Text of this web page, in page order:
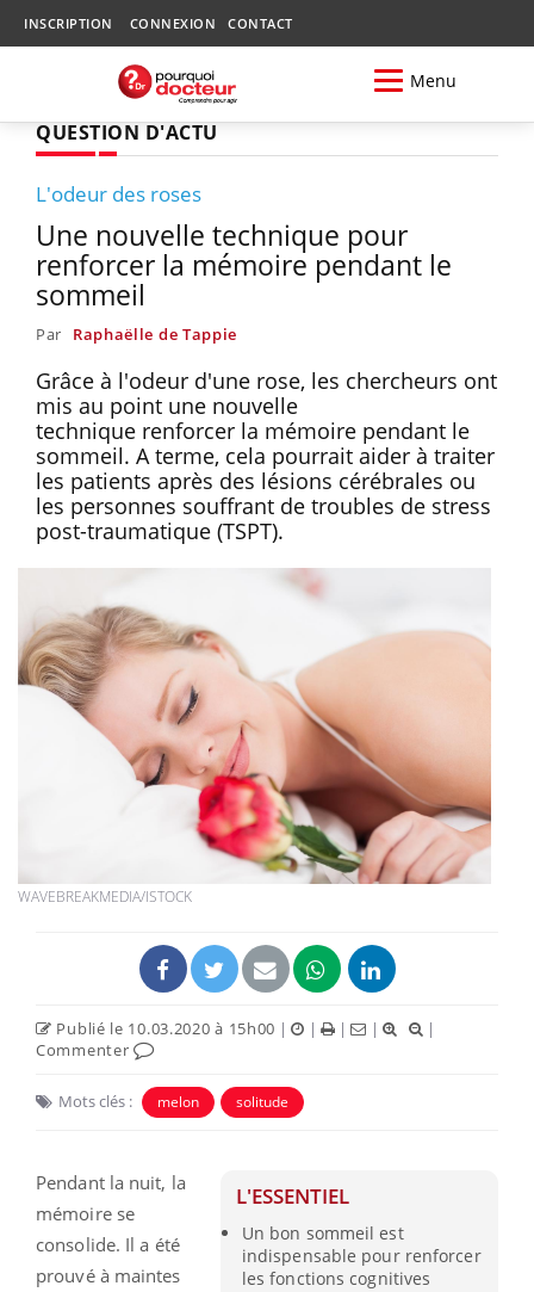
INSCRIPTION CONNEXION CONTACT
Menu
QUESTION D'ACTU
L'odeur des roses
Une nouvelle technique pour
renforcer la mémoire pendant le
sommeil
Par Raphaëlle de Tappie
Grâce à l'odeur d'une rose, les chercheurs ont
mis au point une nouvelle
technique renforcer la mémoire pendant le
sommeil. A terme, cela pourrait aider à traiter
les patients après des lésions cérébrales ou
les personnes souffrant de troubles de stress
post-traumatique (TSPT).
WAVEBREAKMEDIA/ISTOCK
Publié le 10.03.2020 à 15h00 | | | |
|
Commenter
Mots clés : melon solitude
L'ESSENTIEL
Un bon sommeil est
indispensable pour renforcer
les fonctions cognitives
Pendant la nuit, la
mémoire se
consolide. Il a été
prouvé à maintes